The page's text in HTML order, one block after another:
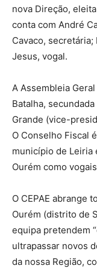
nova Direção,
conta com André
Cavaco,
Jesus, vogal.
A Assembleia
Batalha,
Grande (vice-
O Conselho Fiscal
município de Leiria
Ourém como
O CEPAE abrange
Ourém (distrito de
equipa pretendem
ultrapassar novos
da nossa Região,